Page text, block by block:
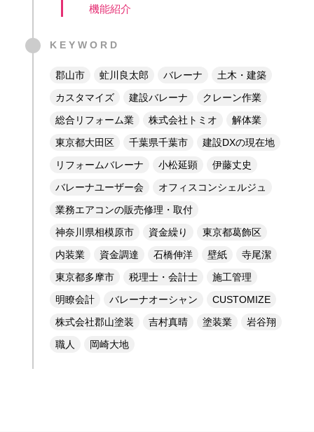
機能紹介
KEYWORD
郡山市 虻川良太郎 バレーナ
土木・建築
カスタマイズ
建設バレーナ
クレーン作業
総合リフォーム業
株式会社トミオ
解体業
東京都大田区
千葉県千葉市
建設DXの現在地
リフォームバレーナ
小松延顕
伊藤丈史
バレーナユーザー会
オフィスコンシェルジュ
業務エアコンの販売修理・取付
神奈川県相模原市
資金繰り
東京都葛飾区
内装業
資金調達 石橋伸洋 壁紙
寺尾潔
東京都多摩市
税理士・会計士
施工管理
明瞭会計
バレーナオーシャン
CUSTOMIZE
株式会社郡山塗装
吉村真晴 塗装業
岩谷翔
職人
岡崎大地